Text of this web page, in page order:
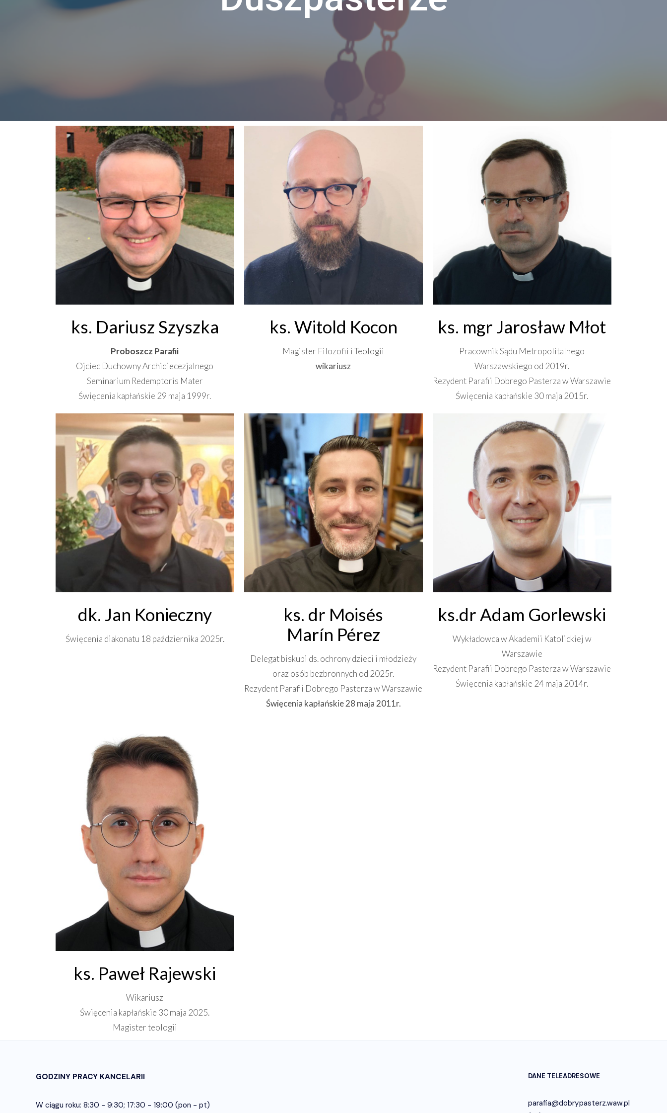
ks. Dariusz Szyszka
Proboszcz Parafii
Ojciec Duchowny Archidiecezjalnego
Seminarium Redemptoris Mater
Święcenia kapłańskie 29 maja 1999r.
ks. Witold Kocon
Magister Filozofii i Teologii
wikariusz
ks. mgr Jarosław Młot
Pracownik Sądu Metropolitalnego
Warszawskiego od 2019r.
Rezydent Parafii Dobrego Pasterza w Warszawie
Święcenia kapłańskie 30 maja 2015r.
dk. Jan Konieczny
Święcenia diakonatu 18 października 2025r.
ks. dr Moisés
Marín Pérez
Delegat biskupi ds. ochrony dzieci i młodzieży
oraz osób bezbronnych od 2025r.
Rezydent Parafii Dobrego Pasterza w Warszawie
Święcenia kapłańskie 28 maja 2011r.
ks.dr Adam Gorlewski
Wykładowca w Akademii Katolickiej w
Warszawie
Rezydent Parafii Dobrego Pasterza w Warszawie
Święcenia kapłańskie 24 maja 2014r.
ks. Paweł Rajewski
Wikariusz
Święcenia kapłańskie 30 maja 2025.
Magister teologii
GODZINY PRACY KANCELARII
W ciągu roku: 8:30 - 9:30; 17:30 - 19:00 (pon - pt)
DANE TELEADRESOWE
parafia@dobrypasterz.waw.pl